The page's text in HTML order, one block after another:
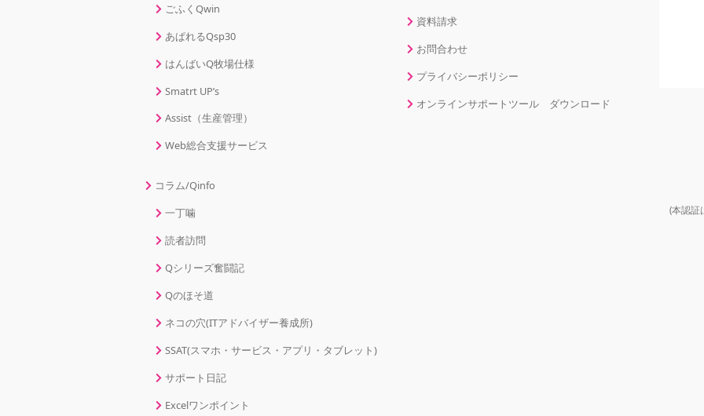
ごふくQwin
あぱれるQsp30
はんばいQ牧場仕様
Smatrt UP’s
Assist（生産管理）
Web総合支援サービス
コラム/Qinfo
一丁噛
読者訪問
Qシリーズ奮闘記
Qのほそ道
ネコの穴(ITアドバイザー養成所)
SSAT(スマホ・サービス・アプリ・タブレット)
サポート日記
Excelワンポイント
資料請求
お問合わせ
プライバシーポリシー
オンラインサポートツール ダウンロード
(本認証